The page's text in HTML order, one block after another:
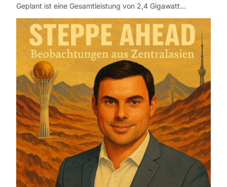
Geplant ist eine Gesamtleistung von 2,4 Gigawatt…